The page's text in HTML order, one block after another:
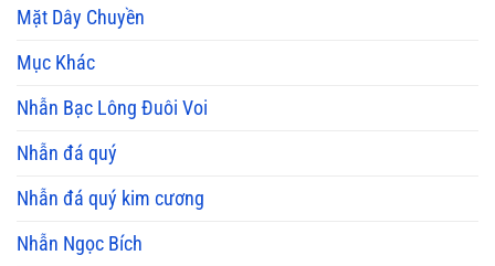
Mặt Dây Chuyền
Mục Khác
Nhẫn Bạc Lông Đuôi Voi
Nhẫn đá quý
Nhẫn đá quý kim cương
Nhẫn Ngọc Bích